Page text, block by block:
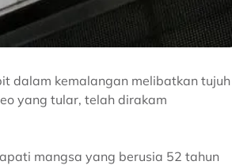
dalam kemalangan melibatkan tujuh
yang tular, telah dirakam
mangsa yang berusia 52 tahun